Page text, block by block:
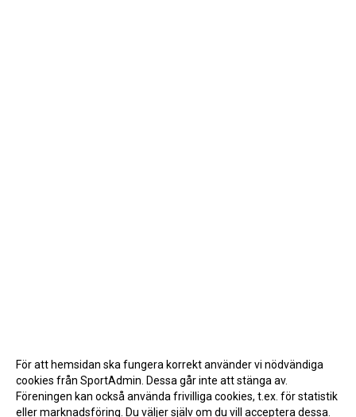
För att hemsidan ska fungera korrekt använder vi nödvändiga
cookies från SportAdmin. Dessa går inte att stänga av.
Föreningen kan också använda frivilliga cookies, t.ex. för statistik
eller marknadsföring. Du väljer själv om du vill acceptera dessa.